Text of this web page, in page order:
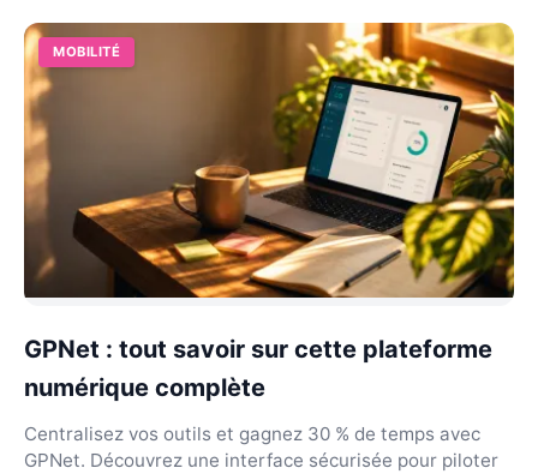
MOBILITÉ
GPNet : tout savoir sur cette plateforme
numérique complète
Centralisez vos outils et gagnez 30 % de temps avec
GPNet. Découvrez une interface sécurisée pour piloter